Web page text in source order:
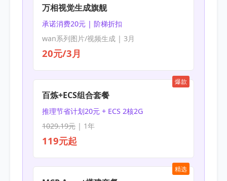
万相视觉生成旗舰
承诺消费20元 | 阶梯折扣
wan系列图片/视频生成 | 3月
20元/3月
爆款
百炼+ECS组合套餐
推理节省计划20元 + ECS 2核2G
1029.19元| 1年
119元起
精选